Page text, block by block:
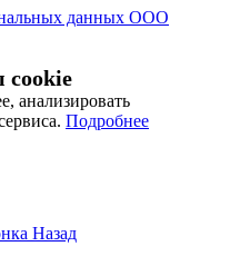
данных ООО
cookie
анализировать
Подробнее
Назад